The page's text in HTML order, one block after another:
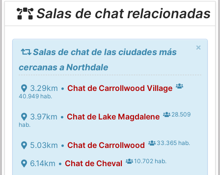
Salas de chat relacionadas
×
Salas de chat de las ciudades más
cercanas a Northdale
3.29km • Chat de Carrollwood Village
40.949 hab.
3.97km • Chat de Lake Magdalene
28.509
hab.
5.03km • Chat de Carrollwood 33.365 hab.
6.14km • Chat de Cheval 10.702 hab.